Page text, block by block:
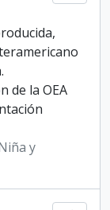
de la OEA
y